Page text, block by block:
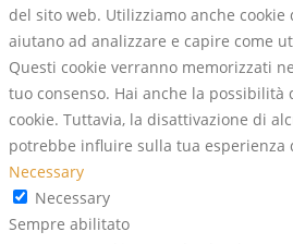
del sito web. Utilizziamo anche
aiutano ad analizzare e capire come
Questi cookie verranno memorizzati
tuo consenso. Hai anche la
cookie. Tuttavia, la disattivazione di
potrebbe influire sulla tua esperienza
Necessary
Necessary
Sempre abilitato